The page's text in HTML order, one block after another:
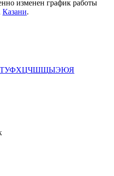
изменен график работы
Казани.
ТУФХЦЧШЩЫЭЮЯ